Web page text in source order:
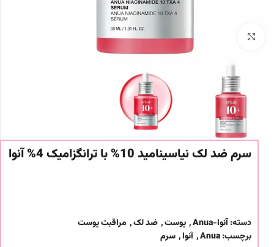
برای بزرگنمایی کلیک کنید
سرم ضد لک نیاسینامید 10% با ترانگزامیک 4% آنوا
دسته:آنوا-Anua , پوست, ضد لک, مراقبت پوست
برچسب:Anua
, آنوا, سرم